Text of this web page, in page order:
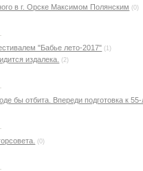
в г. Орске Максимом Полянским (0)
"Бабье лето-2017" (1)
издалека. (2)
бы отбита. Впереди подготовка к
(0)